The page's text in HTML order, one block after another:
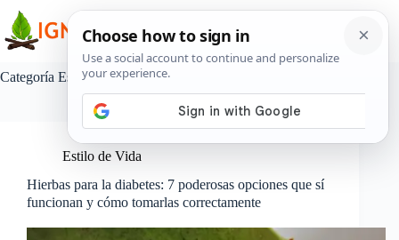
contenido
Categoría Estilo de Vida
Estilo de Vida
Hierbas para la diabetes: 7 poderosas opciones que sí
funcionan y cómo tomarlas correctamente